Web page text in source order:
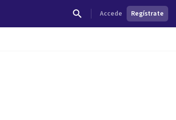
Accede Regístrate